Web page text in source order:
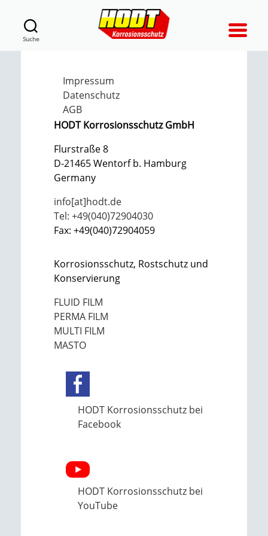
Suche
Impressum
Datenschutz
AGB
HODT Korrosionsschutz GmbH
Flurstraße 8
D-21465 Wentorf b. Hamburg
Germany
info[at]hodt.de
Tel: +49(040)72904030
Fax: +49(040)72904059
Korrosionsschutz, Rostschutz und
Konservierung
FLUID FILM
PERMA FILM
MULTI FILM
MASTO
HODT Korrosionsschutz bei
Facebook
HODT Korrosionsschutz bei
YouTube